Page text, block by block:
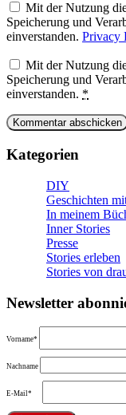
Mit der Nutzung
Speicherung und
einverstanden. Privacy
Mit der Nutzung
Speicherung und
einverstanden. *
Kategorien
DIY
Geschichten
In meinem
Inner Stories
Presse
Stories erleben
Stories von
Newsletter
Vorname*
Nachname
E-Mail*